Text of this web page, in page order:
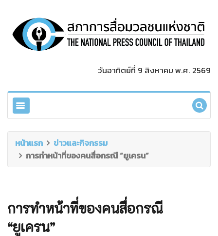
วันอาทิตย์ที่ 9 สิงหาคม พ.ศ. 2569
หน้าแรก
ข่าวและกิจกรรม
การทำหน้าที่ของคนสื่อกรณี “ยูเครน”
การทำหน้าที่ของคนสื่อกรณี
“ยูเครน”